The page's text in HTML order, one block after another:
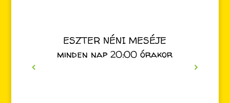
ESZTER NÉNI MESÉJE
minden nap 20:00 órakor